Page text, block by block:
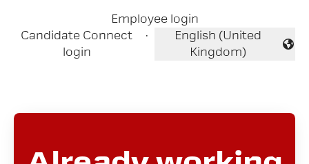
Employee login
Candidate Connect
login
·
Change language
English (United
Kingdom)